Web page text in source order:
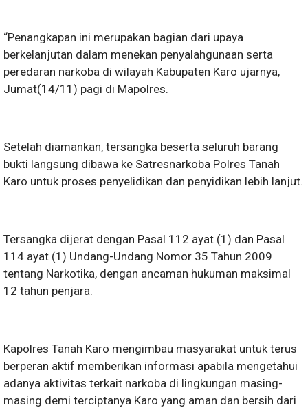
“Penangkapan ini merupakan bagian dari upaya
berkelanjutan dalam menekan penyalahgunaan serta
peredaran narkoba di wilayah Kabupaten Karo ujarnya,
Jumat(14/11) pagi di Mapolres.
Setelah diamankan, tersangka beserta seluruh barang
bukti langsung dibawa ke Satresnarkoba Polres Tanah
Karo untuk proses penyelidikan dan penyidikan lebih lanjut.
Tersangka dijerat dengan Pasal 112 ayat (1) dan Pasal
114 ayat (1) Undang-Undang Nomor 35 Tahun 2009
tentang Narkotika, dengan ancaman hukuman maksimal
12 tahun penjara.
Kapolres Tanah Karo mengimbau masyarakat untuk terus
berperan aktif memberikan informasi apabila mengetahui
adanya aktivitas terkait narkoba di lingkungan masing-
masing demi terciptanya Karo yang aman dan bersih dari